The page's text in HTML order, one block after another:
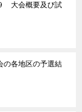
大会概要及び試
各地区の予選結